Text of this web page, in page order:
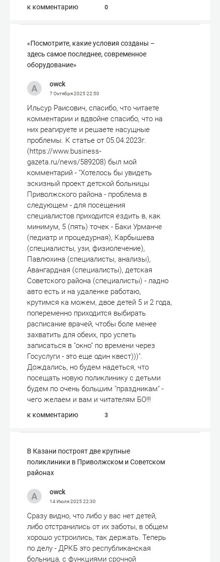
к комментарию 0
«Посмотрите, какие условия созданы –
здесь самое последнее, современное
оборудование»
owck
7 Октября 202522:50
Ильсур Раисович, спасибо, что читаете
комментарии и вдвойне спасибо, что на
них реагируете и решаете насущные
проблемы. К статье от 05.04.2023г.
(https://www.business-
gazeta.ru/news/589208) был мой
комментарий - "Хотелось бы увидеть
эскизный проект детской больницы
Приволжского района - проблема в
следующем - для посещения
специалистов приходится ездить в, как
минимум, 5 (пять) точек - Баки Урманче
(педиатр и процедурная), Карбышева
(специалисты, узи, физиолечение),
Павлюхина (специалисты, анализы),
Авангардная (специалисты), детская
Советского района (специалисты) - ладно
авто есть и на удаленке работаю,
крутимся ка можем, двое детей 5 и 2 года,
попеременно приходится выбирать
расписание врачей, чтобы боле менее
захватить для обеих, про успеть
записаться в "окно" по времени через
Госуслуги - это еще один квест)))".
Дождались, но будем надеться, что
посещать новую поликлинику с детьми
будем по очень большим "праздникам" -
чего желаем и вам и читателям БО!!!
к комментарию 3
В Казани построят две крупные
поликлиники в Приволжском и Советском
районах
owck
14 Июля 202522:30
Сразу видно, что либо у вас нет детей,
либо отстранились от их заботы, в общем
хорошо устроились, так держать. Теперь
по делу - ДРКБ это республиканская
больница, с функциями срочной